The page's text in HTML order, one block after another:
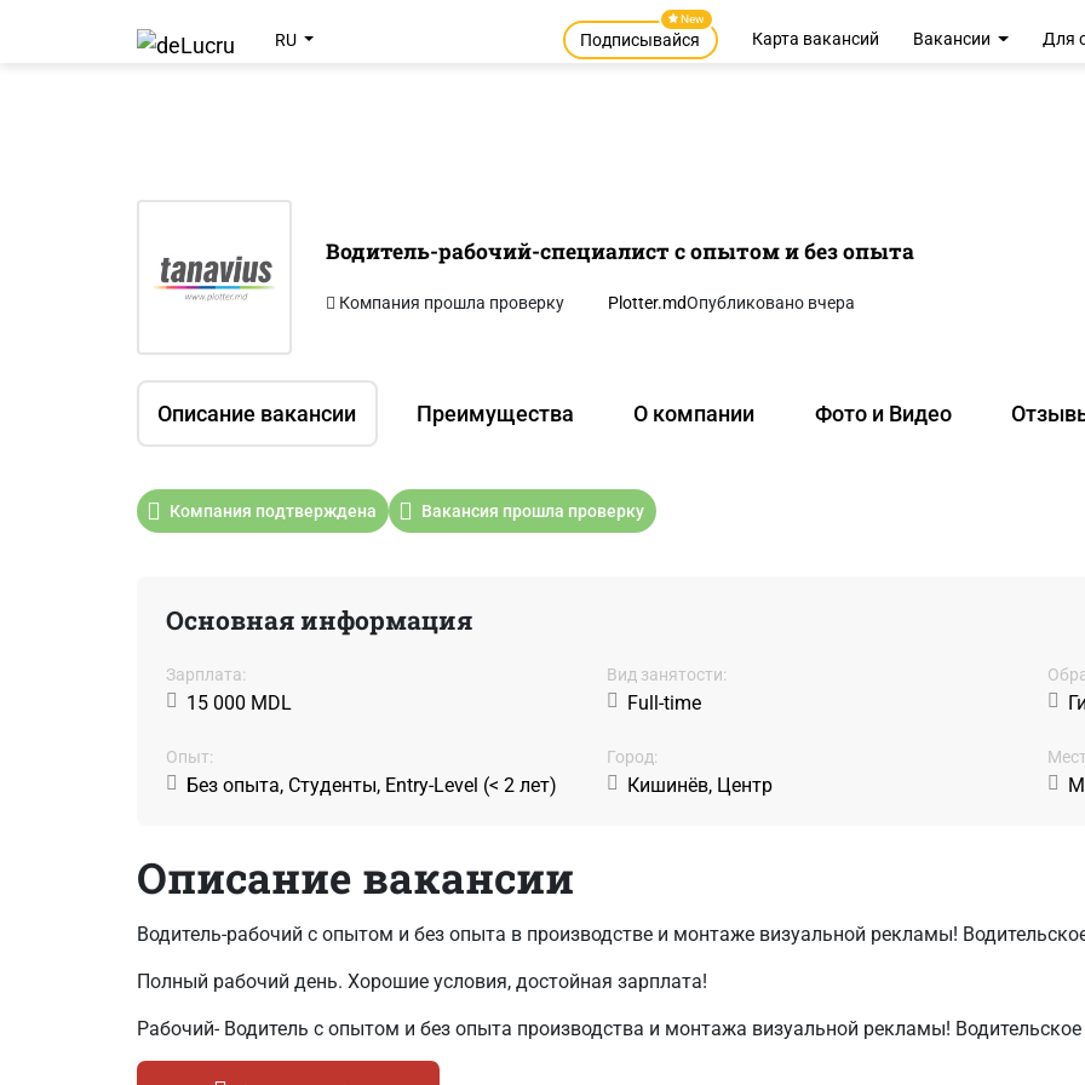
RU
New
Подписывайся Карта вакансий Вакансии Для
Водитель-рабочий-специалист с опытом и без опыта
Компания прошла проверку Plotter.mdОпубликовано вчера
Описание вакансии Преимущества О компании Фото и Видео
Компания подтверждена Вакансия прошла проверку
Основная информация
Зарплата:
15 000 MDL
Вид занятости:
Full-time
Oпыт:
Без опыта, Студенты, Entry-Level (< 2 лет)
Город:
Кишинёв, Центр
Описание вакансии
Водитель-рабочий с опытом и без опыта в производстве и монтаже визуальной рекламы!
Полный рабочий день. Хорошие условия, достойная зарплата!
Рабочий- Bодитель с опытом и без опыта производства и монтажа визуальной рекламы! Водительское